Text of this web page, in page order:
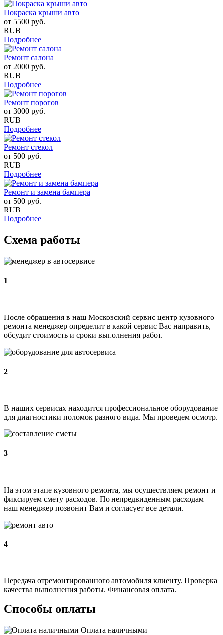
Покраска крыши авто
от 5500 руб.
RUB
Подробнее
Ремонт салона
от 2000 руб.
RUB
Подробнее
Ремонт порогов
от 3000 руб.
RUB
Подробнее
Ремонт стекол
от 500 руб.
RUB
Подробнее
Ремонт и замена бампера
от 500 руб.
RUB
Подробнее
Схема работы
1
После обращения в наш Московский сервис центр кузовного
ремонта менеджер определит в какой сервис Вас направить,
обсудит стоимость и сроки выполнения работ.
2
В наших сервисах находится профессиональное оборудование
для диагностики поломок разного вида. Мы проведем осмотр.
3
На этом этапе кузовного ремонта, мы осуществляем ремонт и
фиксируем смету расходов. По непредвиденным расходам
наш менеджер позвонит Вам и согласует все детали.
4
Передача отремонтированного автомобиля клиенту. Проверка
качества выполнения работы. Финансовая оплата.
Способы оплаты
Оплата наличными